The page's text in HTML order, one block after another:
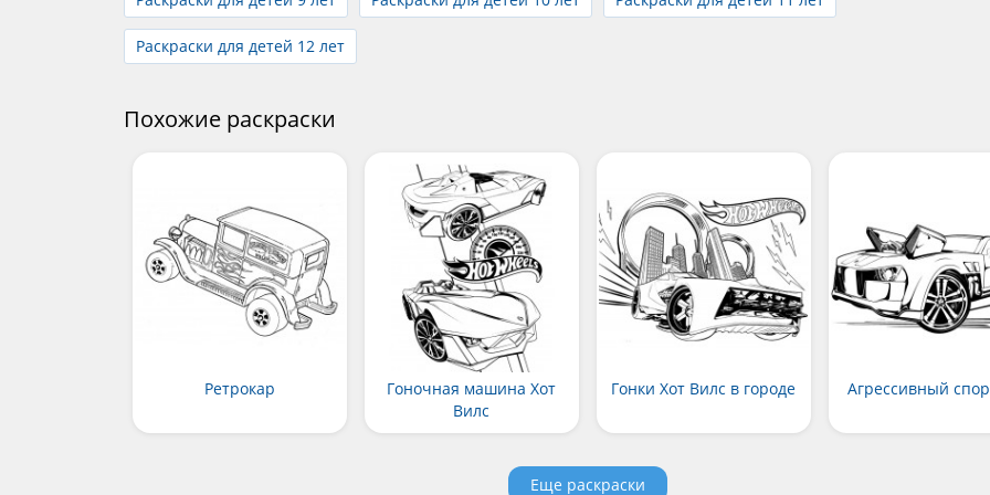
Раскраски для детей 12 лет
Похожие раскраски
Ретрокар
Гоночная машина Хот
Вилс
Гонки Хот Вилс в городе Агрессивный
Еще раскраски